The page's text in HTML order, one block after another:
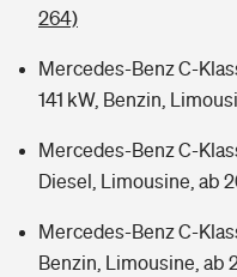
264)
Mercedes-Benz C-
141 kW, Benzin,
Mercedes-Benz C-
Diesel, Limousine, ab
Mercedes-Benz C-
Benzin, Limousine, ab